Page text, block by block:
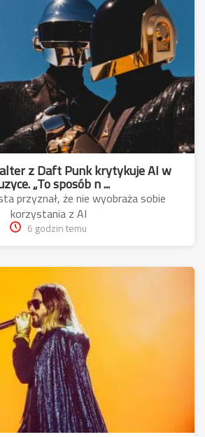
z Daft Punk krytykuje AI w
„To sposób n ...
przyznał, że nie wyobraża sobie
korzystania z AI
6 godzin temu